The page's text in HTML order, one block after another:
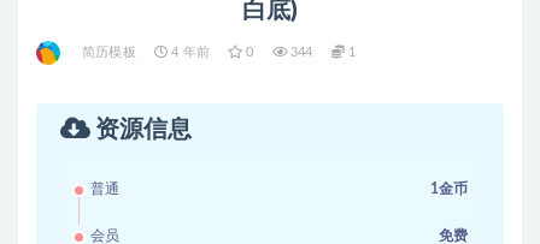
白底)
简历模板 4 年前 0 344 1
资源信息
普通 1金币
会员 免费